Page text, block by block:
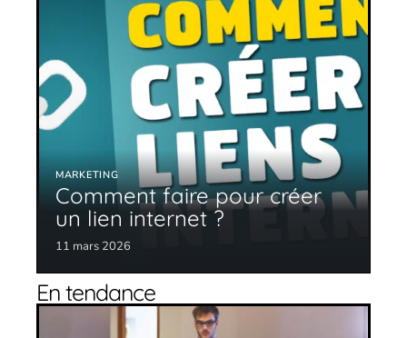
MARKETING
Comment faire pour créer
un lien internet ?
11 mars 2026
En tendance